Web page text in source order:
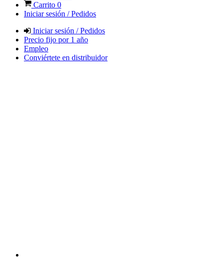
Carrito 0
Iniciar sesión / Pedidos
Iniciar sesión / Pedidos
Precio fijo por 1 año
Empleo
Conviértete en distribuidor